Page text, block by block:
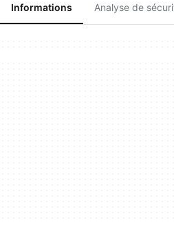
Informations Analyse de